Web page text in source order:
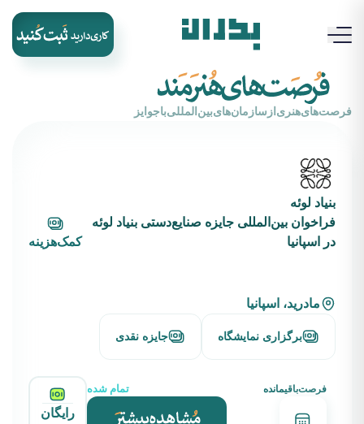
‌فرصت‌های‌هنری‌از‌سازمان‌های‌بین‌المللی‌با‌جوایز
بنیاد لوئه
فراخوان بین‌المللی جایزه صنایع‌دستی بنیاد لوئه
در اسپانیا
کمک‌هزینه
مادرید، اسپانیا
برگزاری نمایشگاه جایزه نقدی
فرصت‌باقیمانده تمام شده
رایگان